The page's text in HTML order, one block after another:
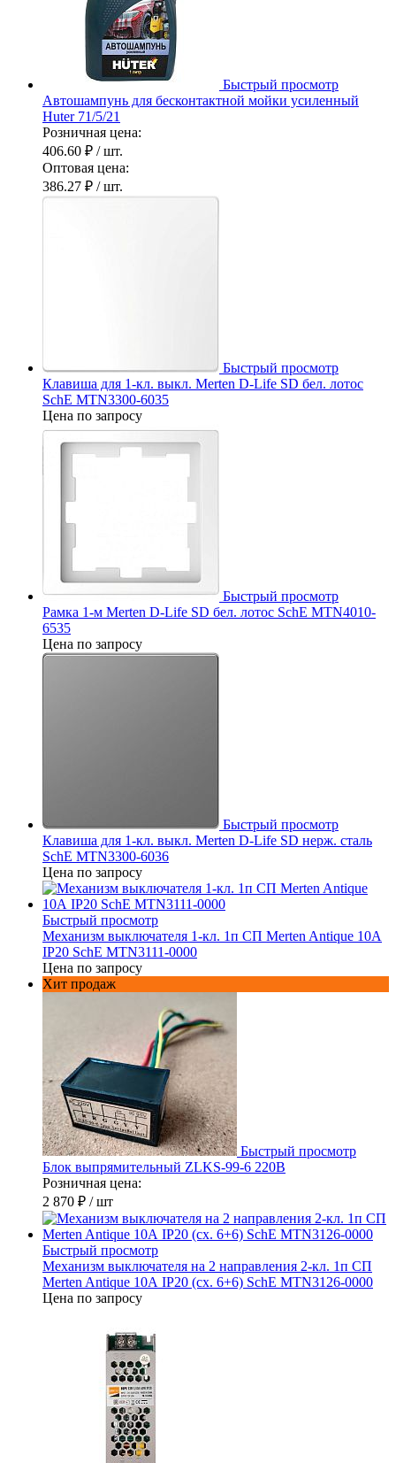
Быстрый просмотр
Автошампунь для бесконтактной мойки усиленный
Huter 71/5/21
Розничная цена:
406.60 ₽ / шт.
Оптовая цена:
386.27 ₽ / шт.
Быстрый просмотр
Клавиша для 1-кл. выкл. Merten D-Life SD бел. лотос
SchE MTN3300-6035
Цена по запросу
Быстрый просмотр
Рамка 1-м Merten D-Life SD бел. лотос SchE MTN4010-
6535
Цена по запросу
Быстрый просмотр
Клавиша для 1-кл. выкл. Merten D-Life SD нерж. сталь
SchE MTN3300-6036
Цена по запросу
Быстрый просмотр
Механизм выключателя 1-кл. 1п СП Merten Antique 10А
IP20 SchE MTN3111-0000
Цена по запросу
Хит продаж
Быстрый просмотр
Блок выпрямительный ZLKS-99-6 220В
Розничная цена:
2 870 ₽ / шт
Быстрый просмотр
Механизм выключателя на 2 направления 2-кл. 1п СП
Merten Antique 10А IP20 (сх. 6+6) SchE MTN3126-0000
Цена по запросу